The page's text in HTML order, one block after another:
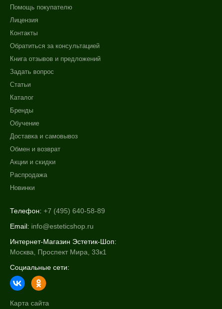
Помощь покупателю
Лицензия
Контакты
Обратиться за консультацией
Книга отзывов и предложений
Задать вопрос
Статьи
Каталог
Бренды
Обучение
Доставка и самовывоз
Обмен и возврат
Акции и скидки
Распродажа
Новинки
Телефон: +7 (495) 640-58-89
Email: info@esteticshop.ru
Интернет-Магазин Эстетик-Шоп:
Москва, Проспект Мира, 33к1
Социальные сети:
Карта сайта